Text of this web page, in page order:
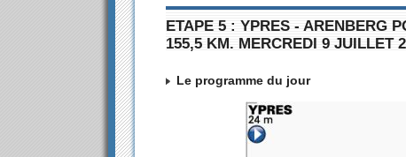
ETAPE 5 : YPRES - ARENBERG
155,5 KM. MERCREDI 9 JUILLET
Le programme du jour